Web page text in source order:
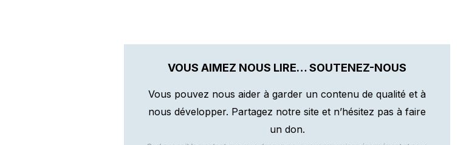
VOUS AIMEZ NOUS LIRE… SOUTENEZ-NOUS
Vous pouvez nous aider à garder un contenu de qualité et à
nous développer. Partagez notre site et n’hésitez pas à faire
un don.